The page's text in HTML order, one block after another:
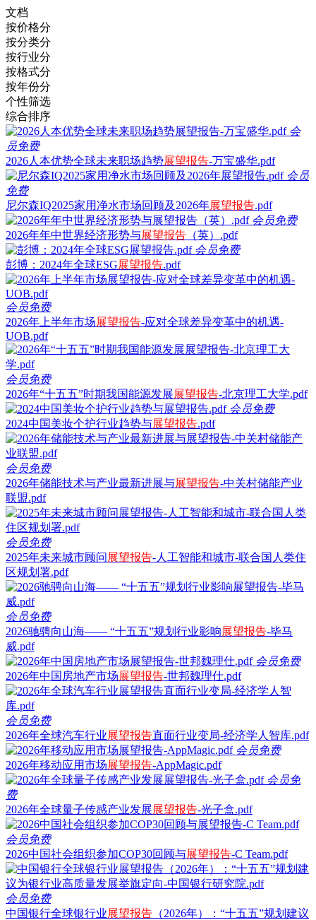
文档
按价格分
按分类分
按行业分
按格式分
按年份分
个性筛选
综合排序
会
员免费
2026人本优势全球未来职场趋势展望报告-万宝盛华.pdf
会员
免费
尼尔森IQ2025家用净水市场回顾及2026年展望报告.pdf
会员免费
2026年年中世界经济形势与展望报告 （英）.pdf
会员免费
彭博：2024年全球ESG展望报告.pdf
会员免费
2026年上半年市场展望报告-应对全球差异变革中的机遇-
UOB.pdf
会员免费
2026年“十五五”时期我国能源发展展望报告-北京理工大学.pdf
会员免费
2024中国美妆个护行业趋势与展望报告.pdf
会员免费
2026年储能技术与产业最新进展与展望报告-中关村储能产业
联盟.pdf
会员免费
2025年未来城市顾问 展望报告-人工智能和城市-联合国人类住
区规划署.pdf
会员免费
2026驰骋向山海—— “十五五”规划行业影响展望报告-毕马
威.pdf
会员免费
2026年中国房地产市场展望报告-世邦魏理仕.pdf
会员免费
2026年全球汽车行业展望报告直面行业变局-经济学人智库.pdf
会员免费
2026年移动应用市场展望报告-AppMagic.pdf
会员免
费
2026年全球量子传感产业发展展望报告-光子盒.pdf
会员免费
2026中国社会组织参加COP30回顾与展望报告-C Team.pdf
会员免费
中国银行全球银行业展望报告 （2026年）：“十五五”规划建议